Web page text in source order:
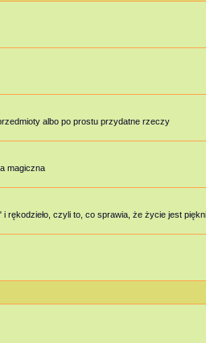
albo po prostu przydatne rzeczy
magiczna
rękodzieło, czyli to, co sprawia, że życie jest